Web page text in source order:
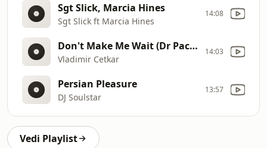
Sgt Slick, Marcia Hines
Sgt Slick ft Marcia Hines
14:08
Don't Make Me Wait (Dr Packer's Galaxy Dub)
Vladimir Cetkar
14:03
Persian Pleasure
DJ Soulstar
13:57
Vedi Playlist